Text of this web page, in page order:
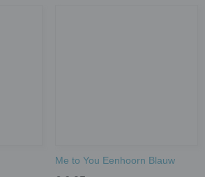
Me to You Eenhoorn Blauw